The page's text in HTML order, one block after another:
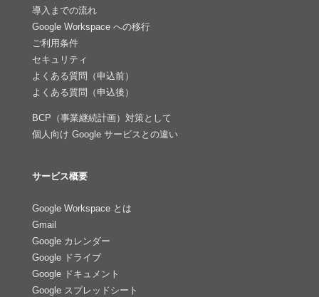
導入までの流れ
Google Workspace への移行
ご利用条件
セキュリティ
よくある質問（申込前）
よくある質問（申込後）
BCP（事業継続計画）対策として
個人向け Google サービスとの違い
サービス概要
Google Workspace とは
Gmail
Google カレンダー
Google ドライブ
Google ドキュメント
Google スプレッドシート